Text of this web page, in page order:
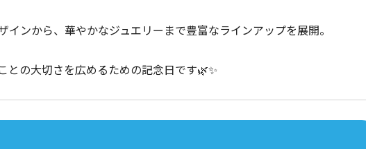
ンから、華やかなジュエリーまで豊富なラインアップを展開。
との大切さを広めるための記念日です🌿✨